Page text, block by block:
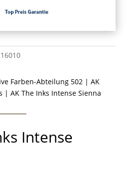
Farben-Abteilung 502| AK
| AK The Inks Intense Sienna
Intense